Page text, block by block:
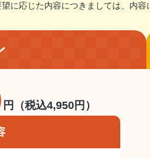
に応じた内容につきましては、内
円（税込4,950円）